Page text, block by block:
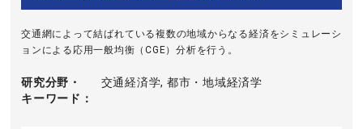
交通網によって結ばれている複数の地域からなる経済をシミュレーシ
ョンによる応用一般均衡（CGE）分析を行う。
研究分野・
キーワード
交通経済学, 都市・地域経済学